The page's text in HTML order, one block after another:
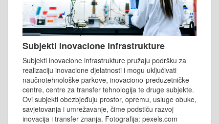
Subjekti inovacione infrastrukture
Subjekti inovacione infrastrukture pružaju podršku za
realizaciju inovacione djelatnosti i mogu uključivati
naučnotehnološke parkove, inovaciono-preduzetničke
centre, centre za transfer tehnologija te druge subjekte.
Ovi subjekti obezbjeđuju prostor, opremu, usluge obuke,
savjetovanja i umrežavanje, čime podstiču razvoj
inovacija i transfer znanja. Fotografija: pexels.com